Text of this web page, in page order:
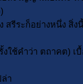
ก็อย่างหนึ่ง สิ่งนี้
ำว่า ตถาคต) เบื้
า